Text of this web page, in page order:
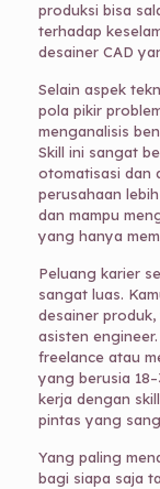
produksi bisa
terhadap
desainer CAD
Selain aspek
pola pikir
menganalisis
Skill ini sangat
otomatisasi dan
perusahaan
dan mampu
yang hanya
Peluang karier
sangat luas.
desainer
asisten
freelance atau
yang berusia
kerja dengan
pintas yang
Yang paling
bagi siapa saja